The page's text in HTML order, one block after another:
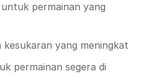
permainan yang
kesukaran yang meningkat
permainan segera di